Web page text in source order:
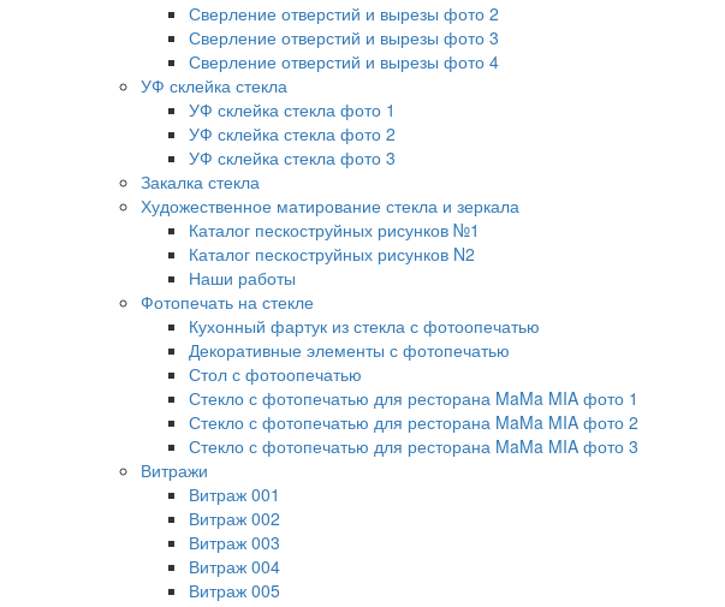
Сверление отверстий и вырезы фото 2
Сверление отверстий и вырезы фото 3
Сверление отверстий и вырезы фото 4
УФ склейка стекла
УФ склейка стекла фото 1
УФ склейка стекла фото 2
УФ склейка стекла фото 3
Закалка стекла
Художественное матирование стекла и зеркала
Каталог пескоструйных рисунков №1
Каталог пескоструйных рисунков N2
Наши работы
Фотопечать на стекле
Кухонный фартук из стекла с фотоопечатью
Декоративные элементы с фотопечатью
Стол с фотоопечатью
Стекло с фотопечатью для ресторана MaMa MIA фото 1
Стекло с фотопечатью для ресторана MaMa MIA фото 2
Стекло с фотопечатью для ресторана MaMa MIA фото 3
Витражи
Витраж 001
Витраж 002
Витраж 003
Витраж 004
Витраж 005